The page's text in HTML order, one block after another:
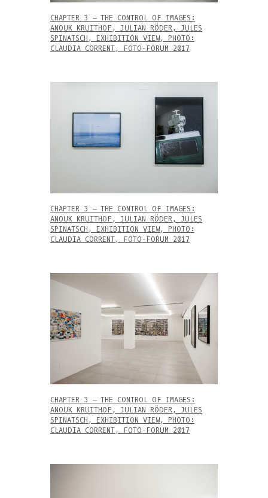
CHAPTER 3 – THE CONTROL OF IMAGES:
ANOUK KRUITHOF, JULIAN RÖDER, JULES
SPINATSCH, EXHIBITION VIEW, PHOTO:
CLAUDIA CORRENT, FOTO-FORUM 2017
CHAPTER 3 – THE CONTROL OF IMAGES:
ANOUK KRUITHOF, JULIAN RÖDER, JULES
SPINATSCH, EXHIBITION VIEW, PHOTO:
CLAUDIA CORRENT, FOTO-FORUM 2017
CHAPTER 3 – THE CONTROL OF IMAGES:
ANOUK KRUITHOF, JULIAN RÖDER, JULES
SPINATSCH, EXHIBITION VIEW, PHOTO:
CLAUDIA CORRENT, FOTO-FORUM 2017